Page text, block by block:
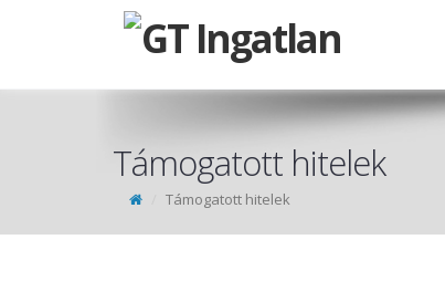
Támogatott hitelek
Támogatott hitelek